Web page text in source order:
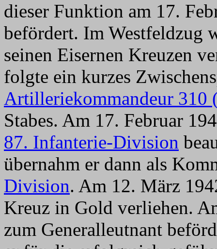
dieser Funktion am 17.
befördert. Im Westfeldzug
seinen Eisernen Kreuzen
folgte ein kurzes
Artilleriekommandeur 310
Stabes. Am 17. Februar
87. Infanterie-Division
übernahm er dann als
Division. Am 12. März
Kreuz in Gold verliehen.
zum Generalleutnant